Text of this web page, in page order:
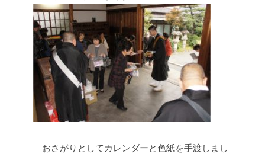
おさがりとしてカレンダーと色紙を手渡しまし